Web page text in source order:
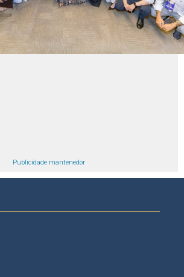
Publicidade mantenedor